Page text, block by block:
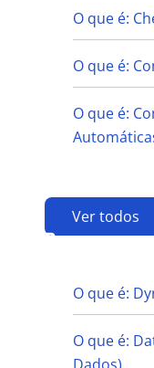
O que é:
O que é:
O que é:
Ver todos
D
O que é:
O que é:
Dados)